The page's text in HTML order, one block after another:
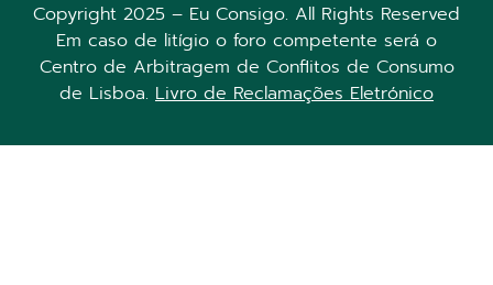
Copyright 2025 – Eu Consigo. All Rights Reserved
Em caso de litígio o foro competente será o
Centro de Arbitragem de Conflitos de Consumo
de Lisboa. Livro de Reclamações Eletrónico